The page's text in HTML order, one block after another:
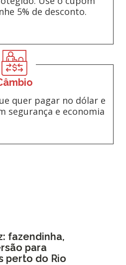
5% de desconto.
quer pagar no dólar e
segurança e economia
fazendinha,
para
perto do Rio